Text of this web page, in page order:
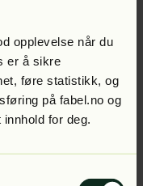
opplevelse når du
er å sikre
føre statistikk, og
på fabel.no og
for deg.